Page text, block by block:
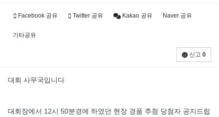
Facebook 공유 Twitter 공유 Kakao 공유 Naver 공유
기타공유
신고 0
대회 사무국입니다
대회장에서 12시 50분경에 하였던 현장 경품 추첨 당첨자 공지드립